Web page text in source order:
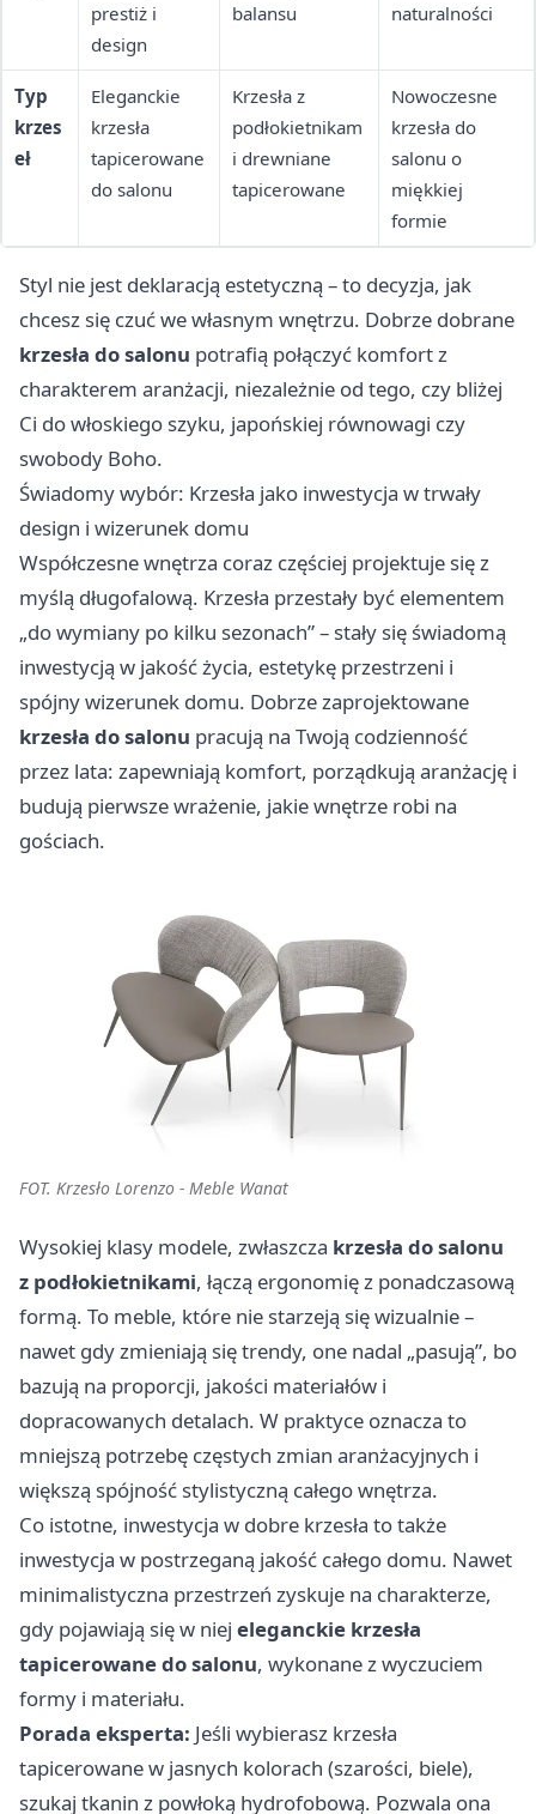
prestiż i
design
balansu
naturalności
Typ
krzes
eł
Eleganckie
krzesła
tapicerowane
do salonu
Krzesła z
podłokietnikam
i drewniane
tapicerowane
Nowoczesne
krzesła do
salonu o
miękkiej
formie
Styl nie jest deklaracją estetyczną – to decyzja, jak
chcesz się czuć we własnym wnętrzu. Dobrze dobrane
krzesła do salonu potrafią połączyć komfort z
charakterem aranżacji, niezależnie od tego, czy bliżej
Ci do włoskiego szyku, japońskiej równowagi czy
swobody Boho.
Świadomy wybór: Krzesła jako inwestycja w trwały
design i wizerunek domu
Współczesne wnętrza coraz częściej projektuje się z
myślą długofalową. Krzesła przestały być elementem
„do wymiany po kilku sezonach” – stały się świadomą
inwestycją w jakość życia, estetykę przestrzeni i
spójny wizerunek domu. Dobrze zaprojektowane
krzesła do salonu pracują na Twoją codzienność
przez lata: zapewniają komfort, porządkują aranżację i
budują pierwsze wrażenie, jakie wnętrze robi na
gościach.
FOT. Krzesło Lorenzo - Meble Wanat
Wysokiej klasy modele, zwłaszcza krzesła do salonu
z podłokietnikami, łączą ergonomię z ponadczasową
formą. To meble, które nie starzeją się wizualnie –
nawet gdy zmieniają się trendy, one nadal „pasują”, bo
bazują na proporcji, jakości materiałów i
dopracowanych detalach. W praktyce oznacza to
mniejszą potrzebę częstych zmian aranżacyjnych i
większą spójność stylistyczną całego wnętrza.
Co istotne, inwestycja w dobre krzesła to także
inwestycja w postrzeganą jakość całego domu. Nawet
minimalistyczna przestrzeń zyskuje na charakterze,
gdy pojawiają się w niej eleganckie krzesła
tapicerowane do salonu, wykonane z wyczuciem
formy i materiału.
Porada eksperta: Jeśli wybierasz krzesła
tapicerowane w jasnych kolorach (szarości, biele),
szukaj tkanin z powłoką hydrofobową. Pozwala ona